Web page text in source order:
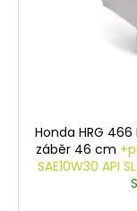
Honda HRG
záběr 46 cm
SAE10W30 API